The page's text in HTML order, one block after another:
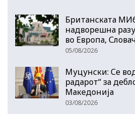
Британската
надворешна
во Европа,
05/08/2026
Муцунски: Се
радарот“ за
Македонија
03/08/2026